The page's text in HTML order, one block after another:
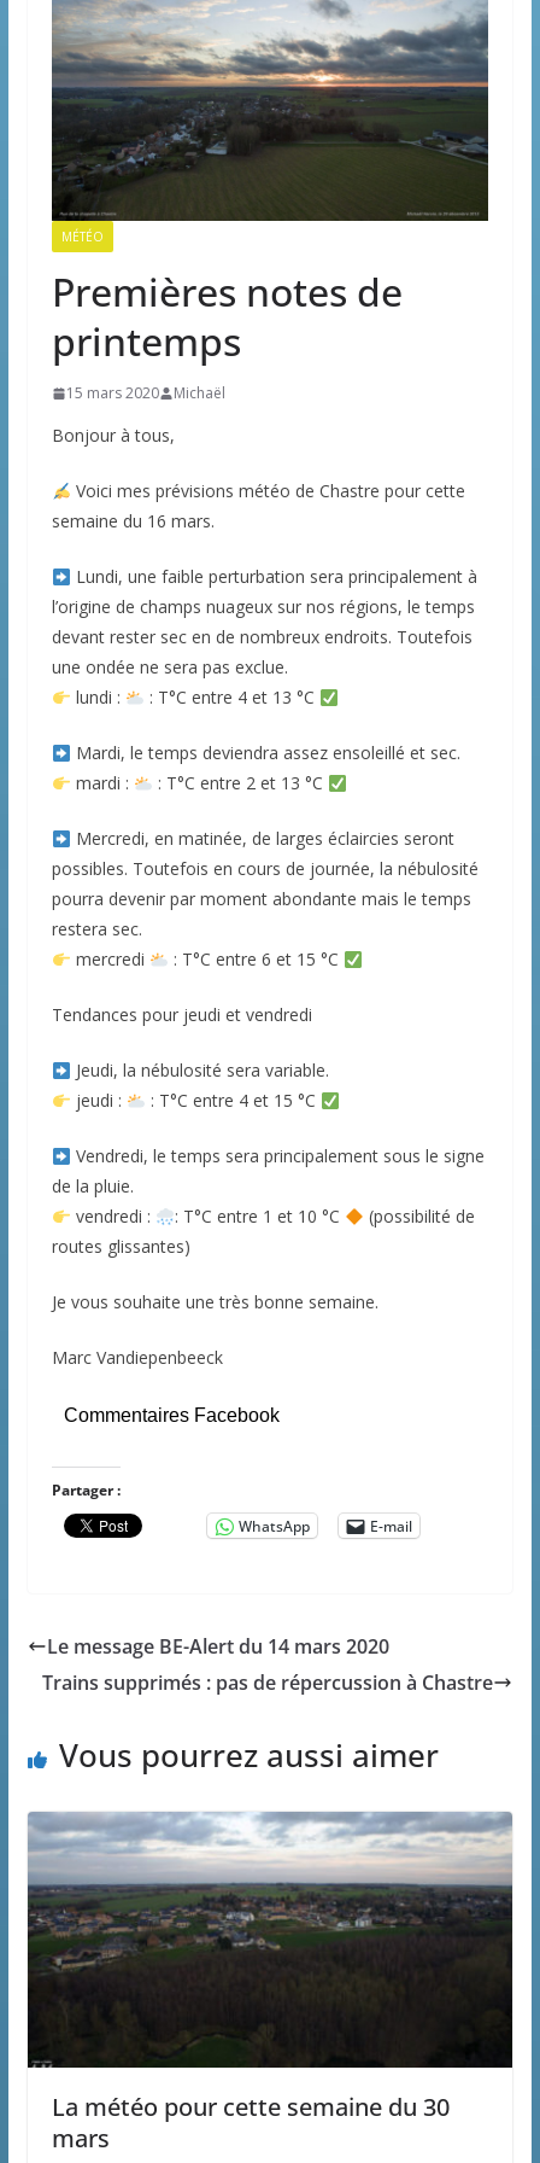
MÉTÉO
Premières notes de
printemps
15 mars 2020 Michaël
Bonjour à tous,
Voici mes prévisions météo de Chastre pour cette
semaine du 16 mars.
Lundi, une faible perturbation sera principalement à
l’origine de champs nuageux sur nos régions, le temps
devant rester sec en de nombreux endroits. Toutefois
une ondée ne sera pas exclue.
lundi :
: T°C entre 4 et 13 °C
Mardi, le temps deviendra assez ensoleillé et sec.
mardi :
: T°C entre 2 et 13 °C
Mercredi, en matinée, de larges éclaircies seront
possibles. Toutefois en cours de journée, la nébulosité
pourra devenir par moment abondante mais le temps
restera sec.
mercredi
: T°C entre 6 et 15 °C
Tendances pour jeudi et vendredi
Jeudi, la nébulosité sera variable.
jeudi :
: T°C entre 4 et 15 °C
Vendredi, le temps sera principalement sous le signe
de la pluie.
vendredi :
: T°C entre 1 et 10 °C
(possibilité de
routes glissantes)
Je vous souhaite une très bonne semaine.
Marc Vandiepenbeeck
Commentaires Facebook
Partager :
WhatsApp
E-mail
Le message BE-Alert du 14 mars 2020
Trains supprimés : pas de répercussion à Chastre
Vous pourrez aussi aimer
La météo pour cette semaine du 30
mars